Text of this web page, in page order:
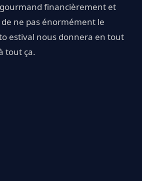
financièrement et
ne pas énormément le
estival nous donnera en tout
tout ça.